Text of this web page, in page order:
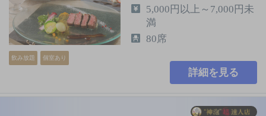
飲み放題 個室あり
5,000円以上～7,000円未
満
80席
詳細を見る